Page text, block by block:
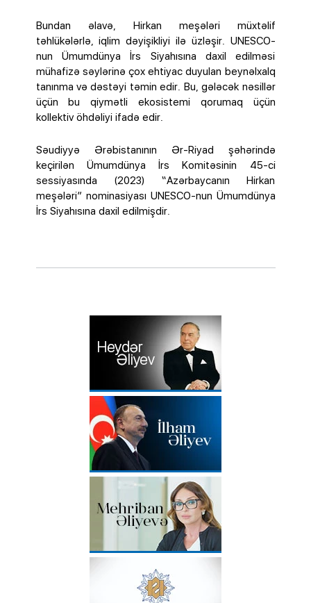
Bundan əlavə, Hirkan meşələri müxtəlif
təhlükələrlə, iqlim dəyişikliyi ilə üzləşir. UNESCO-
nun Ümumdünya İrs Siyahısına daxil edilməsi
mühafizə səylərinə çox ehtiyac duyulan beynəlxalq
tanınma və dəstəyi təmin edir. Bu, gələcək nəsillər
üçün bu qiymətli ekosistemi qorumaq üçün
kollektiv öhdəliyi ifadə edir.
Səudiyyə Ərəbistanının Ər-Riyad şəhərində
keçirilən Ümumdünya İrs Komitəsinin 45-ci
sessiyasında (2023) “Azərbaycanın Hirkan
meşələri” nominasiyası UNESCO-nun Ümumdünya
İrs Siyahısına daxil edilmişdir.